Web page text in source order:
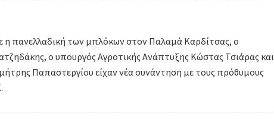
η πανελλαδική των μπλόκων στον Παλαμά Καρδίτσας, ο
ο υπουργός Αγροτικής Ανάπτυξης Κώστας Τσιάρας και
Παπαστεργίου είχαν νέα συνάντηση με τους πρόθυμους